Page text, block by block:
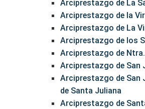
Arciprestazgo de La
Arciprestazgo de la
Arciprestazgo de La
Arciprestazgo de los
Arciprestazgo de
Arciprestazgo de San
Arciprestazgo de San
de Santa Juliana
Arciprestazgo de